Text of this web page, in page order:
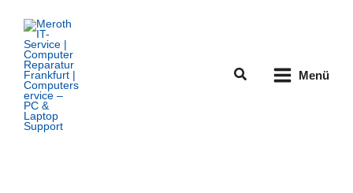
Inhalt
springen
Suchen Menü